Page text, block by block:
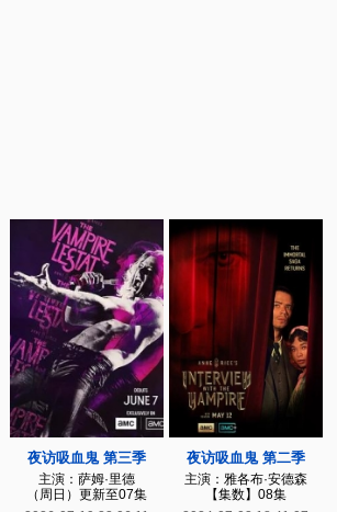
夜访吸血鬼 第三季
主演：萨姆·里德
（周日）更新至07集
夜访吸血鬼 第二季
主演：雅各布·安德森
【集数】08集